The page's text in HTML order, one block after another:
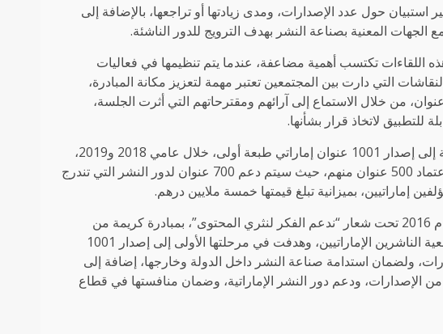
حول عدد الإصدارات، ومدى زيادتها أو تراجعها، بالإضافة إلى
الجهات المعنية بصناعة النشر بهدف الترويج للدور الناشئة.
اللقاءات تكتسب أهمية مضاعفة، عندما يتم تنظيمها في فعاليات
التي دارت بين المجتمعين تعتبر مهمة لتعزيز مكانة المبادرة،
من خلال الاستماع إلى آرائهم ومقترحاتهم التي أثرت الجلسة،
للتطبيق لاتخاذ قرار بشأنها.
وكانت المبادرة تسلمت في إطار مرحلتها الثانية، الرامية إلى إصدار 1001 عنوان إماراتي طبعة أولى، خلال عامي 2018 و2019،
1334 طلباً من دور نشر ومؤلفين عرب وإماراتيين، تم اعتماد 500 عنوان منهم، حيث سيتم دعم 700 عنوان لدور النشر التي تندرج
يشار إلى أن مبادرة ألف عنوان وعنوان انطلقت في العام 2016 تحت شعار “ندعم الفكر لنثري المحتوى”، بمبادرة كريمة من
الشيخة بدور بنت سلطان القاسمي، مؤسس ورئيس جمعية الناشرين الإماراتيين، وهدفت في مرحلتها الأولى إلى إصدار 1001
ولضمان استدامة صناعة النشر داخل الدولة وخارجها، إضافة إلى
الإصدارات، ودعم دور النشر الإماراتية، وضمان منافستها في قطاع